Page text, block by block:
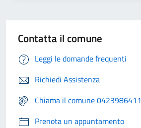
Contatta il comune
Leggi le domande frequenti
Richiedi Assistenza
Chiama il comune 0423986411
Prenota un appuntamento